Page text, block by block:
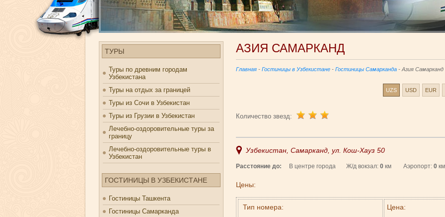
ТУРЫ
Туры по древним городам
Узбекистана
Туры на отдых за границей
Туры из Сочи в Узбекистан
Туры из Грузии в Узбекистан
Лечебно-оздоровительные туры за
границу
Лечебно-оздоровительные туры в
Узбекистан
ГОСТИНИЦЫ В УЗБЕКИСТАНЕ
Гостиницы Ташкента
Гостиницы Самарканда
АЗИЯ САМАРКАНД
Главная - Гостиницы в Узбекистане - Гостиницы Самарканда - Азия Самарканд
UZS USD EUR
Количество звезд:
Узбекистан, Самарканд, ул. Кош-Хауз 50
Расстояние до: В центре города Ж/д вокзал: 0 км Аэропорт: 0
Цены:
Тип номера: Цена: